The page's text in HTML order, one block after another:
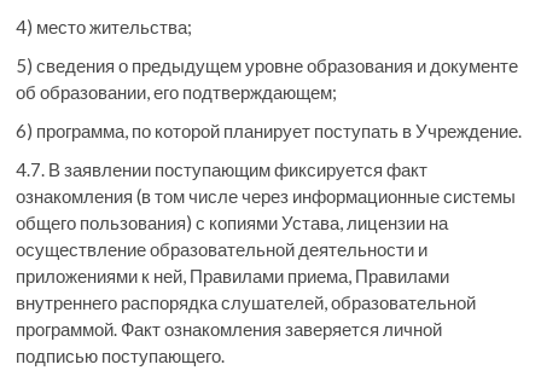
4) место жительства;
5) сведения о предыдущем уровне образования и документе
об образовании, его подтверждающем;
6) программа, по которой планирует поступать в Учреждение.
4.7. В заявлении поступающим фиксируется факт
ознакомления (в том числе через информационные системы
общего пользования) с копиями Устава, лицензии на
осуществление образовательной деятельности и
приложениями к ней, Правилами приема, Правилами
внутреннего распорядка слушателей, образовательной
программой. Факт ознакомления заверяется личной
подписью поступающего.